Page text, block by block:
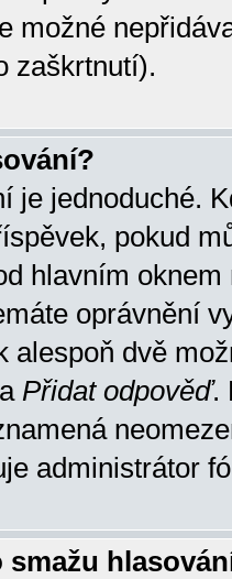
možné
zaškrtnutí).
je jednoduché.
pokud
hlavním oknem
oprávnění
alespoň dvě
Přidat odpověď.
administrátor
smažu